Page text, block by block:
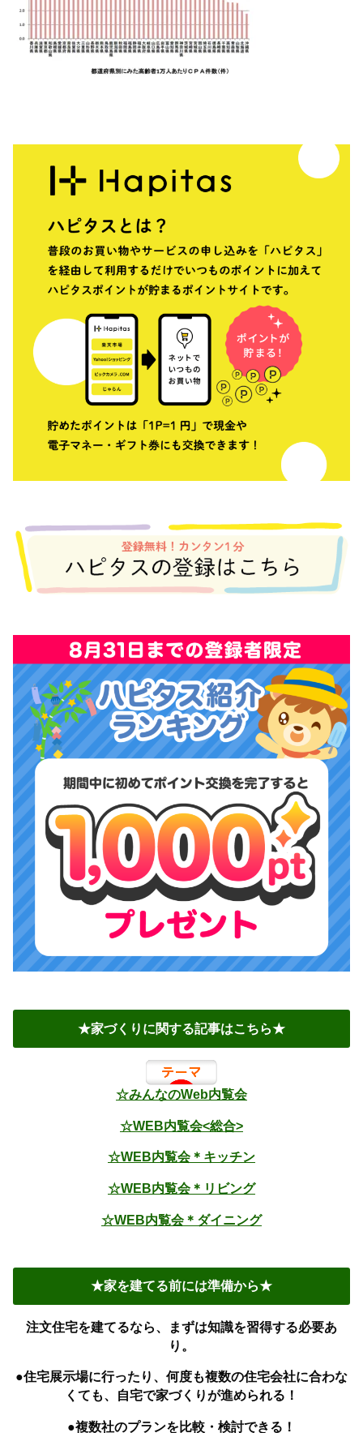
★家づくりに関する記事はこちら★
☆みんなのWeb内覧会
☆WEB内覧会<総合>
☆WEB内覧会＊キッチン
☆WEB内覧会＊リビング
☆WEB内覧会＊ダイニング
★家を建てる前には準備から★
注文住宅を建てるなら、まずは知識を習得する必要あ
り。
●住宅展示場に行ったり、何度も複数の住宅会社に合わな
くても、自宅で家づくりが進められる！
●複数社のプランを比較・検討できる！